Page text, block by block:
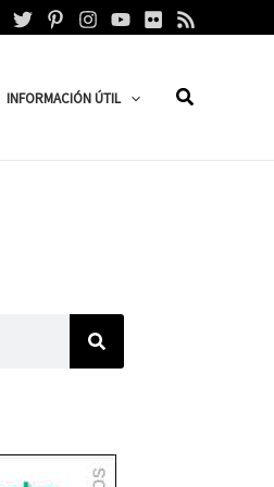
INFORMACIÓN ÚTIL